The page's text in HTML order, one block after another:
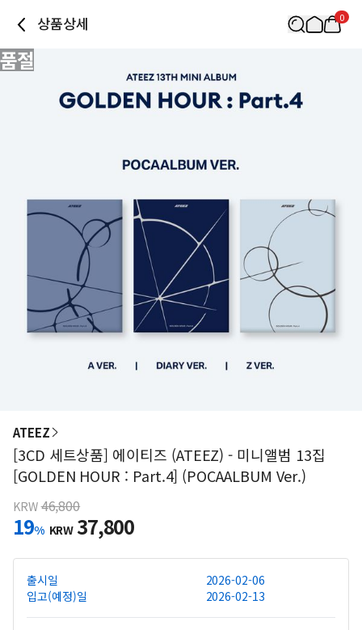
상품상세 0
품절
ATEEZ
[3CD 세트상품] 에이티즈 (ATEEZ) - 미니앨범 13집
[GOLDEN HOUR : Part.4] (POCAALBUM Ver.)
KRW 46,800
19% KRW 37,800
출시일
2026-02-06
입고(예정)일
2026-02-13